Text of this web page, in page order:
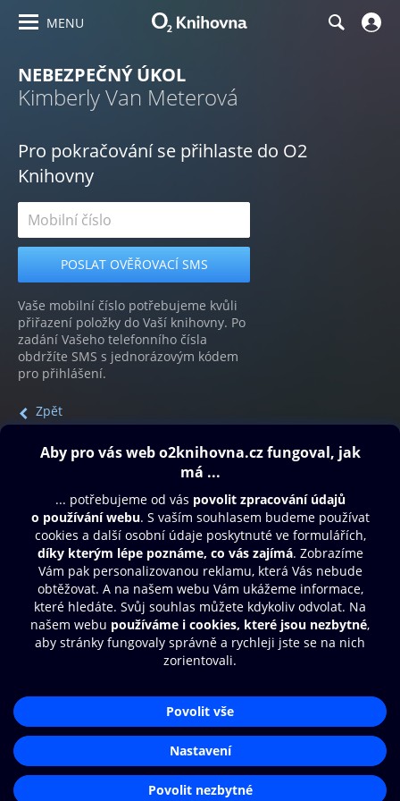
MENU
NEBEZPEČNÝ ÚKOL
Kimberly Van Meterová
Pro pokračování se přihlaste do O2
Knihovny
Vaše mobilní číslo potřebujeme kvůli
přiřazení položky do Vaší knihovny. Po
zadání Vašeho telefonního čísla
obdržíte SMS s jednorázovým kódem
pro přihlášení.
Zpět
Obsah ke stažení
Moje O2 Knihovna
Další zábava
© O2 Czech Republic a.s.
Přístupnost
Zásady zpracování osobních údajů
Nastavení cookies
Aplikace O2 Knihovna
Čti a poslouchej své e-knihy a
audioknihy rychleji a pohodlněji.